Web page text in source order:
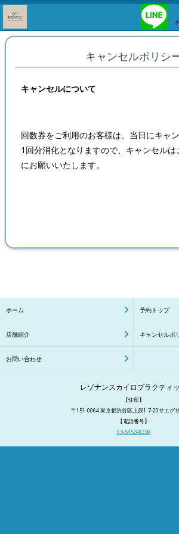
キャンセルポリシ
キャンセルについて
回数券をご利用のお客様は、当日にキャ
1回分消化となりますので、キャンセル
にお願いいたします。
ホーム 予約トップ
店舗紹介 キャンセルポ
お問い合わせ
レゾナンスカイロプラクティ
【住所】
〒151-0064 東京都渋谷区上原1-7-20サエグ
【電話番号】
03-5453-8330